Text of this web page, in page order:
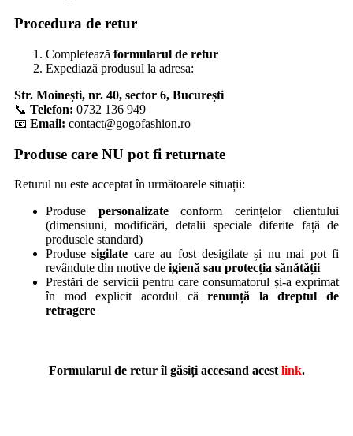
Procedura de retur
Completează formularul de retur
Expediază produsul la adresa:
Str. Moinești, nr. 40, sector 6, București
📞 Telefon: 0732 136 949
📧 Email: contact@gogofashion.ro
Produse care NU pot fi returnate
Returul nu este acceptat în următoarele situații:
Produse personalizateconform cerințelor clientului
(dimensiuni, modificări, detalii speciale diferite față de
produsele standard)
Produsesigilate care au fost desigilate și nu mai pot fi
revândute din motive de igienă sau protecția sănătății
Prestări de servicii pentru care consumatorul și-a exprimat
în mod explicit acordul cărenunță la dreptul de
retragere
Formularul de retur îl găsiți accesand acest link.